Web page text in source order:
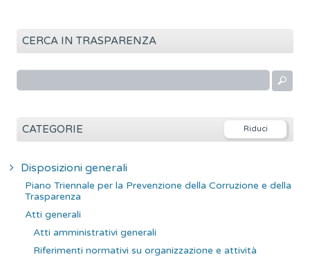
CERCA IN TRASPARENZA
r
CATEGORIE
Disposizioni generali
Piano Triennale per la Prevenzione della Corruzione e della
Trasparenza
Atti generali
Atti amministrativi generali
Riferimenti normativi su organizzazione e attività